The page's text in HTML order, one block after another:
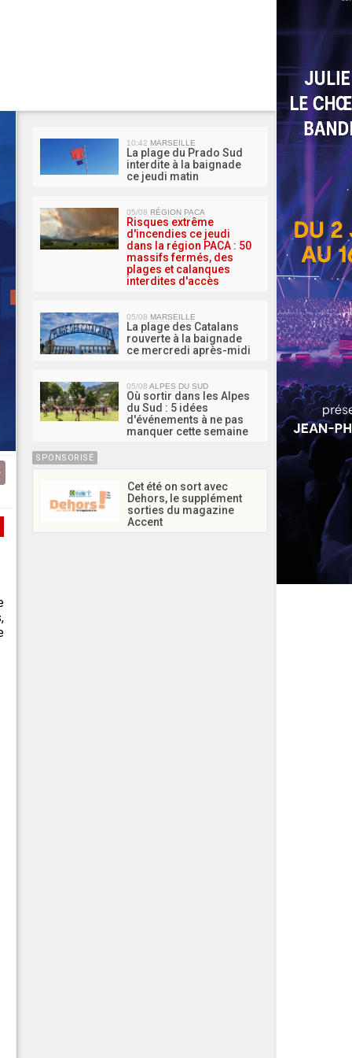
MA
10:42 MARSEILLE
La plage du Prado Sud
interdite à la baignade
ce jeudi matin
05/08 RÉGION PACA
Risques extrême
d'incendies ce jeudi
dans la région PACA : 50
massifs fermés, des
plages et calanques
interdites d'accès
05/08 MARSEILLE
La plage des Catalans
rouverte à la baignade
ce mercredi après-midi
05/08 ALPES DU SUD
Où sortir dans les Alpes
du Sud : 5 idées
d'événements à ne pas
manquer cette semaine
SPONSORISÉ
Cet été on sort avec
Dehors, le supplément
sorties du magazine
Accent